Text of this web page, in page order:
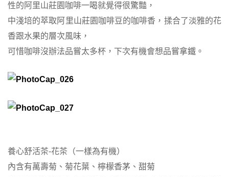
性的阿里山莊園咖啡一喝就覺得很驚豔，
中淺培的萃取阿里山莊園咖啡豆的咖啡香，揉合了淡雅的花
香跟水果的層次風味，
可惜咖啡沒辦法品嘗太多杯，下次有機會想品嘗拿鐵。
養心舒活茶-花茶（一樣為有機）
內含有萬壽菊、菊花葉、檸檬香茅、甜菊